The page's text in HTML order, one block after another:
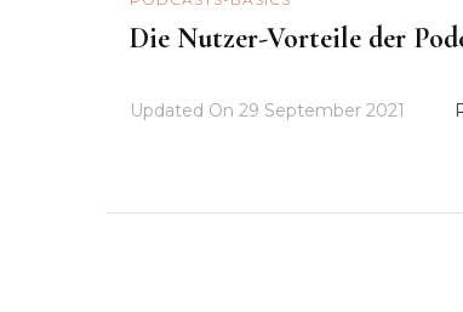
Die Nutzer-Vorteile der
Updated On 29 September 2021